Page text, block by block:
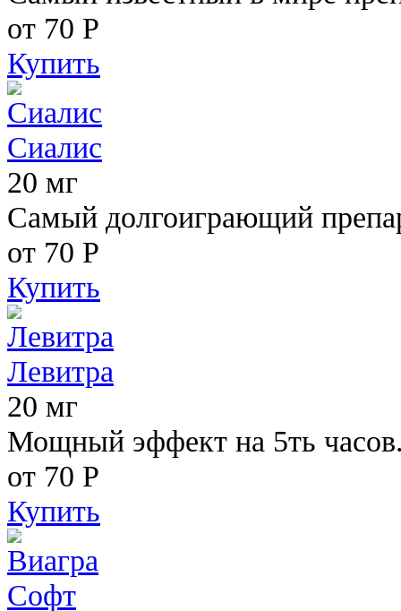
от 70 Р
Купить
Сиалис
20 мг
Самый долгоиграющий
от 70 Р
Купить
Левитра
20 мг
Мощный эффект на 5ть
от 70 Р
Купить